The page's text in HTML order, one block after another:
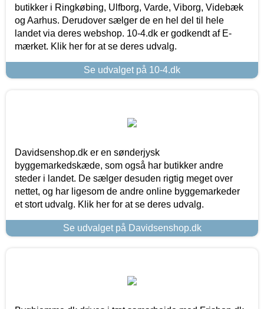
butikker i Ringkøbing, Ulfborg, Varde, Viborg, Videbæk
og Aarhus. Derudover sælger de en hel del til hele
landet via deres webshop. 10-4.dk er godkendt af E-
mærket. Klik her for at se deres udvalg.
Se udvalget på 10-4.dk
Davidsenshop.dk er en sønderjysk
byggemarkedskæde, som også har butikker andre
steder i landet. De sælger desuden rigtig meget over
nettet, og har ligesom de andre online byggemarkeder
et stort udvalg. Klik her for at se deres udvalg.
Se udvalget på Davidsenshop.dk